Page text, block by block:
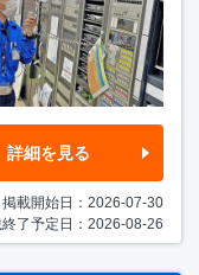
詳細を見る
掲載開始日：2026-07-30
了予定日：2026-08-26